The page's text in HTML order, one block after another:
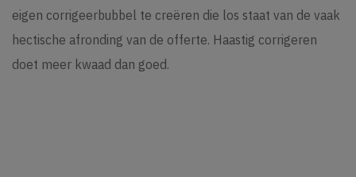
eigen corrigeerbubbel te creëren die los staat van de vaak
hectische afronding van de offerte. Haastig corrigeren
doet meer kwaad dan goed.